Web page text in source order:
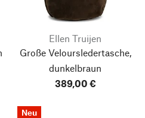
Ellen Truijen
Große Veloursledertasche,
dunkelbraun
389,00 €
Neu